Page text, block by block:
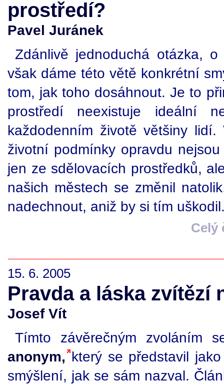
prostředí?
Pavel Juránek
Zdánlivě jednoduchá otázka,
však dáme této větě konkrétní
tom, jak toho dosáhnout. Je to
prostředí neexistuje ideální
každodenním životě většiny
životní podmínky opravdu
jen ze sdělovacích prostředků,
našich městech se změnil
nadechnout, aniž by si tím
Celý
15. 6. 2005
Pravda a láska zvítězí
Josef Vít
Tímto závěrečným zvoláním
anonym, který se představil
smýšlení, jak se sám nazval.